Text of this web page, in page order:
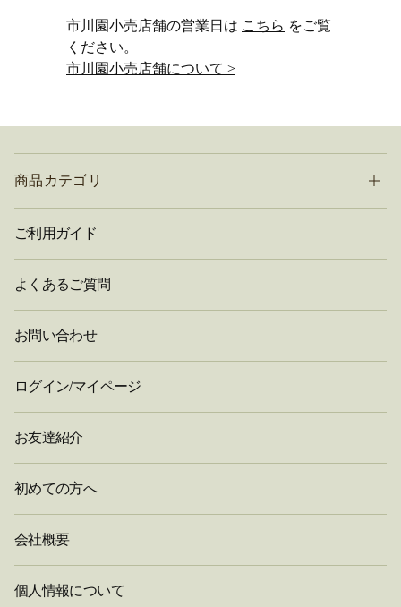
市川園小売店舗の営業日は こちら をご覧
ください。
市川園小売店舗について >
商品カテゴリ
ご利用ガイド
よくあるご質問
お問い合わせ
ログイン/マイページ
お友達紹介
初めての方へ
会社概要
個人情報について